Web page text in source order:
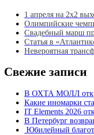
1 апреля на 2х2
Олимпийские
Свадебный марш
Статья в
Невероятная
Свежие записи
В ОХТА МОЛЛ
Какие иномарки
IT Elements 2026
В Петербург
Юбилейный